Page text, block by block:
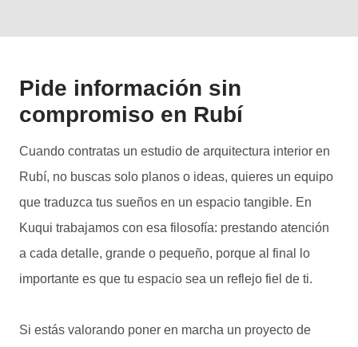
Pide información sin
compromiso en Rubí
Cuando contratas un estudio de arquitectura interior en
Rubí, no buscas solo planos o ideas, quieres un equipo
que traduzca tus sueños en un espacio tangible. En
Kuqui trabajamos con esa filosofía: prestando atención
a cada detalle, grande o pequeño, porque al final lo
importante es que tu espacio sea un reflejo fiel de ti.
Si estás valorando poner en marcha un proyecto de